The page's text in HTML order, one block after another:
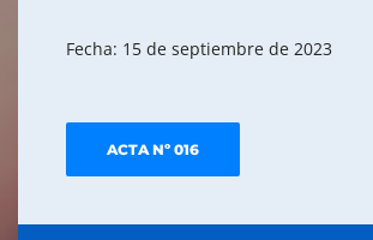
Fecha: 15 de septiembre de 2023
ACTA Nº 016